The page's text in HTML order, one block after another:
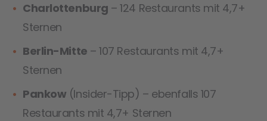
Charlottenburg – 124 Restaurants mit 4,7+
Sternen
Berlin-Mitte – 107 Restaurants mit 4,7+
Sternen
Pankow (Insider-Tipp) – ebenfalls 107
Restaurants mit 4,7+ Sternen